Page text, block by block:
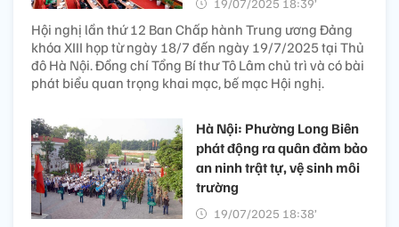
Hội nghị lần thứ 12 Ban Chấp hành Trung ương Đảng
khóa XIII họp từ ngày 18/7 đến ngày 19/7/2025 tại Thủ
đô Hà Nội. Đồng chí Tổng Bí thư Tô Lâm chủ trì và có bài
phát biểu quan trọng khai mạc, bế mạc Hội nghị.
Hà Nội: Phường Long Biên
phát động ra quân đảm bảo
an ninh trật tự, vệ sinh môi
trường
19/07/2025 18:38’